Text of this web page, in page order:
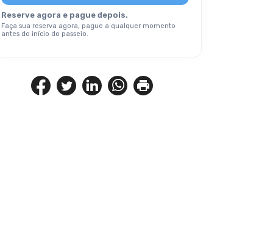
Reserve agora e pague depois.
Faça sua reserva agora, pague a qualquer momento
antes do início do passeio.